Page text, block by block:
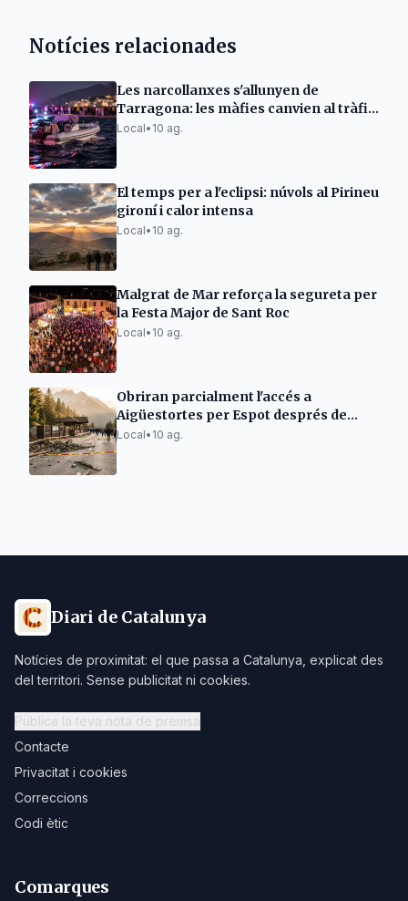
Notícies relacionades
Les narcollanxes s'allunyen de
Tarragona: les màfies canvien al tràfic
de cocaïna i persones
Local• 10 ag.
El temps per a l'eclipsi: núvols al Pirineu
gironí i calor intensa
Local• 10 ag.
Malgrat de Mar reforça la segureta per
la Festa Major de Sant Roc
Local• 10 ag.
Obriran parcialment l'accés a
Aigüestortes per Espot després de
l'esllavissada
Local• 10 ag.
Diari de Catalunya
Notícies de proximitat: el que passa a Catalunya, explicat des
del territori. Sense publicitat ni cookies.
Publica la teva nota de premsa
Contacte
Privacitat i cookies
Correccions
Codi ètic
Comarques